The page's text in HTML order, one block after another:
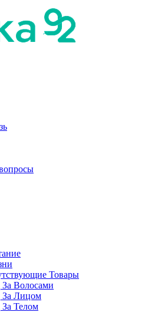
Товары
За Волосами
За Лицом
За Телом